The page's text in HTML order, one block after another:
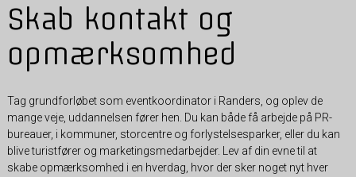
Skab kontakt og
opmærksomhed
Tag grundforløbet som eventkoordinator i Randers, og oplev de
mange veje, uddannelsen fører hen. Du kan både få arbejde på PR-
bureauer, i kommuner, storcentre og forlystelsesparker, eller du kan
blive turistfører og marketingsmedarbejder. Lev af din evne til at
skabe opmærksomhed i en hverdag, hvor der sker noget nyt hver